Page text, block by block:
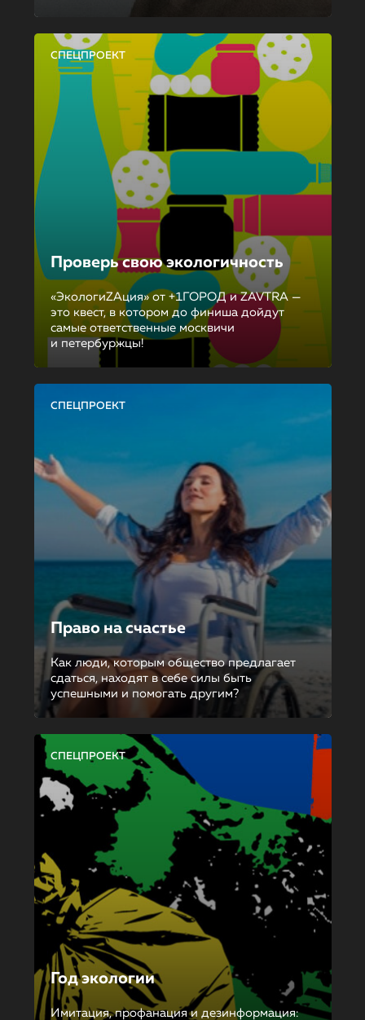
СПЕЦПРОЕКТ
Проверь свою экологичность
«ЭкологиZAция» от +1ГОРОД и ZAVTRA —
это квест, в котором до финиша дойдут
самые ответственные москвичи
и петербуржцы!
СПЕЦПРОЕКТ
Право на счастье
Как люди, которым общество предлагает
сдаться, находят в себе силы быть
успешными и помогать другим?
СПЕЦПРОЕКТ
Год экологии
Имитация, профанация и дезинформация: